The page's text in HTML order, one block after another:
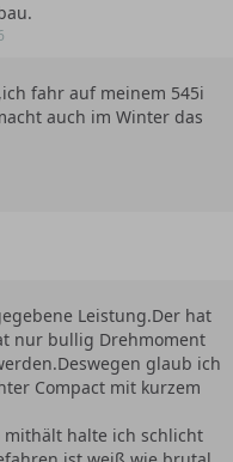
fahr auf meinem 545i
auch im Winter das
Leistung.Der hat
nur bullig Drehmoment
glaub ich
Compact mit kurzem
mithält halte ich schlicht